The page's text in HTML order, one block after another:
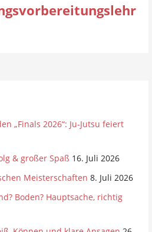
„Finals 2026“: Ju-Jutsu feiert
& großer Spaß 16. Juli 2026
Meisterschaften 8. Juli 2026
Boden? Hauptsache, richtig